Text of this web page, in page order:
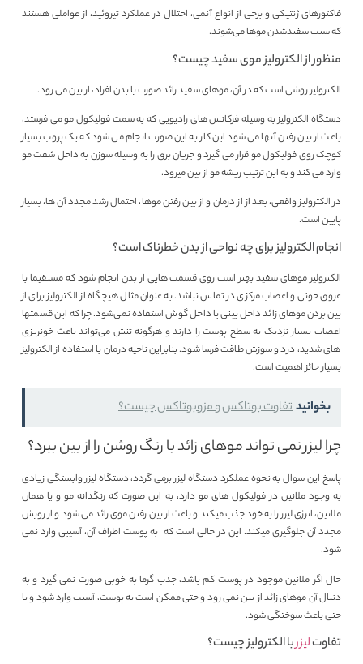
فاکتورهای ژنتیکی و برخی از انواع آنمی، اختلال در عملکرد تیروئید، از عواملی هستند
که سبب سفیدشدن موها می‌شوند.
منظور از الکترولیز موی سفید چیست؟
الکترولیز روشی است که در آن، موهای سفید زائد صورت یا بدن افراد، از بین می رود.
دستگاه الکترولیز به وسیله فرکانس های رادیویی که به سمت فولیکول مو می فرستد،
باعث از بین رفتن آنها می شود این کار به این صورت انجام می شود که یک پروب بسیار
کوچک روی فولیکول مو قرار می گیرد و جریان برق را به وسیله سوزن به داخل شفت مو
وارد می کند و به این ترتیب ریشه مو از بین میرود.
در الکترولیز واقعی، بعد از از درمان و از بین رفتن موها، احتمال رشد مجدد آن ها، بسیار
پایین است.
انجام الکترولیز برای چه نواحی از بدن خطرناک است؟
الکترولیز موهای سفید بهتر است روی قسمت هایی از بدن انجام شود که مستقیما با
عروق خونی و اعصاب مرکزی در تماس نباشد. به عنوان مثال هیچگاه از الکترولیز برای از
بین بردن موهای زائد داخل بینی یا داخل گوش استفاده نمی‌شود. چرا که این قسمتها
اعصاب بسیار نزدیک به سطح پوست را دارند و هرگونه تنش می‌تواند باعث خونریزی
های شدید، درد و سوزش طاقت فرسا شود. بنابراین ناحیه درمان با استفاده از الکترولیز
بسیار حائز اهمیت است.
بخوانیدتفاوت بوتاکس و مزوبوتاکس چیست؟
چرا لیزر نمی تواند موهای زائد با رنگ روشن را از بین ببرد؟
پاسخ این سوال به نحوه عملکرد دستگاه لیزر برمی گردد، دستگاه لیزر وابستگی زیادی
به وجود ملانین در فولیکول های مو دارد، به این صورت که رنگدانه مو و یا همان
ملانین، انرژی لیزر را به خود جذب میکند و باعث از بین رفتن موی زائد می شود و از رویش
مجدد آن جلوگیری میکند. این در حالی است که به پوست اطراف آن، آسیبی وارد نمی
شود.
حال اگر ملانین موجود در پوست کم باشد، جذب گرما به خوبی صورت نمی گیرد و به
دنبال آن موهای زائد از بین نمی رود و حتی ممکن است به پوست، آسیب وارد شود و یا
حتی باعث سوختگی شود.
تفاوتلیزربا الکترولیز چیست؟